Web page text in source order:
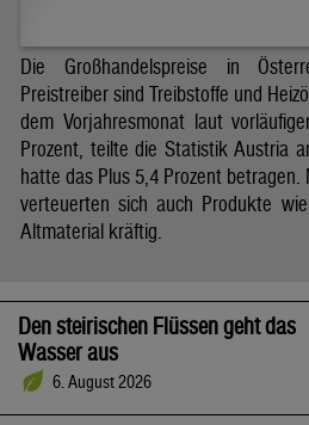
Die Großhandelspreise in
Preistreiber sind Treibstoffe und
dem Vorjahresmonat laut
Prozent, teilte die Statistik Austria
hatte das Plus 5,4 Prozent betragen.
verteuerten sich auch Produkte
Altmaterial kräftig.
Den steirischen Flüssen geht das
Wasser aus
6. August 2026